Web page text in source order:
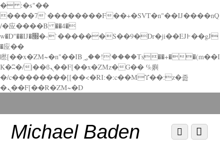
� :�s"��
����7`��������F��+�SVT�n"��IJ����nQ
/�应����B ��4�
w�D"��IJ�׭�-`������S��9�Dr�ji��EJ߅��gJ
�应��
矁[��x�ZM~�n"��IB؃��!'����Тѕ��+��(m��I
K�ʭ�/|��ϐܢ��F[��x�ZMz�G�� %嬩
�/c��������[[��<�RI:�:c��MΎ��:z�졾
�ܢ��F[��R�ZM~�D
down
contentMichael Baden Menu
Scroll
down